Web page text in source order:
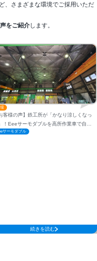
、さまざまな環境でご採用いただ
をご紹介します。
客様の声】鉄工所が「かなり涼しくなっ
！Eeeサーモダブルを高所作業車で自社
（岩手県・K様）
サーモダブル
続きを読む